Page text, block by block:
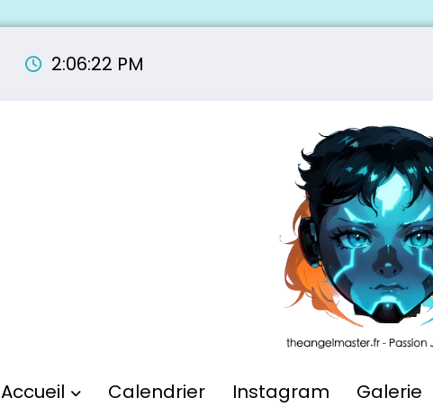
2:06:23 PM
Accueil Calendrier Instagram Galerie